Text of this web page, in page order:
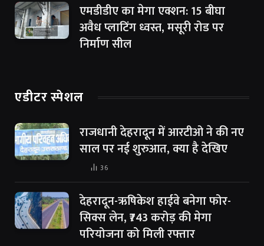
एमडीडीए का मेगा एक्शन: 15 बीघा
अवैध प्लाटिंग ध्वस्त, मसूरी रोड पर
निर्माण सील
एडीटर स्पेशल
राजधानी देहरादून में आरटीओ ने की नए
साल पर नई शुरुआत, क्या है देखिए
36
देहरादून-ऋषिकेश हाईवे बनेगा फोर-
सिक्स लेन, ₹743 करोड़ की मेगा
परियोजना को मिली रफ्तार